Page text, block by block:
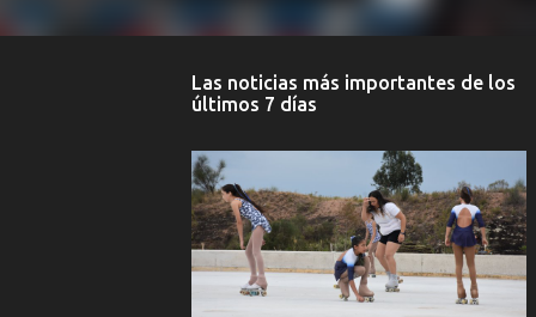
Las noticias más importantes de los
últimos 7 días